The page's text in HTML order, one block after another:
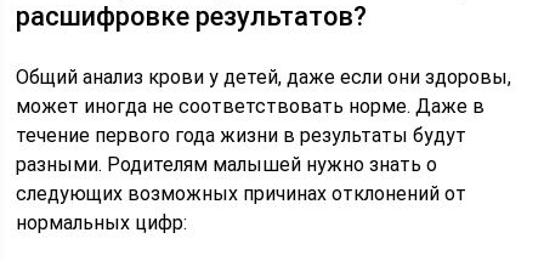
расшифровке результатов?
Общий анализ крови у детей, даже если они здоровы,
может иногда не соответствовать норме. Даже в
течение первого года жизни в результаты будут
разными. Родителям малышей нужно знать о
следующих возможных причинах отклонений от
нормальных цифр: